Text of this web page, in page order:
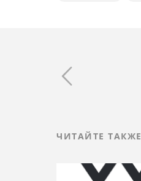
ЧИТАЙТЕ ТАКЖЕ